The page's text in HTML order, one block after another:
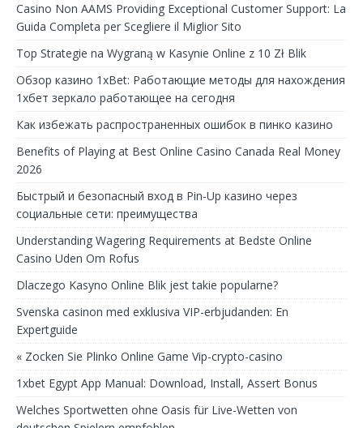
Casino Non AAMS Providing Exceptional Customer Support: La
Guida Completa per Scegliere il Miglior Sito
Top Strategie na Wygraną w Kasynie Online z 10 Zł Blik
Обзор казино 1xBet: Работающие методы для нахождения
1хбет зеркало работающее на сегодня
Как избежать распространенных ошибок в пинко казино
Benefits of Playing at Best Online Casino Canada Real Money
2026
Быстрый и безопасный вход в Pin-Up казино через
социальные сети: преимущества
Understanding Wagering Requirements at Bedste Online
Casino Uden Om Rofus
Dlaczego Kasyno Online Blik jest takie popularne?
Svenska casinon med exklusiva VIP-erbjudanden: En
Expertguide
« Zocken Sie Plinko Online Game Vip-crypto-casino
1xbet Egypt App Manual: Download, Install, Assert Bonus
Welches Sportwetten ohne Oasis für Live-Wetten von